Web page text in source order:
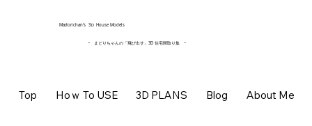
​Madorichan’s 3Ｄ House Models
Top Hoｗ To USE 3D PLANS Blog About Me
~ まどりちゃんの「飛び出す」3D 住宅間取り集 ~